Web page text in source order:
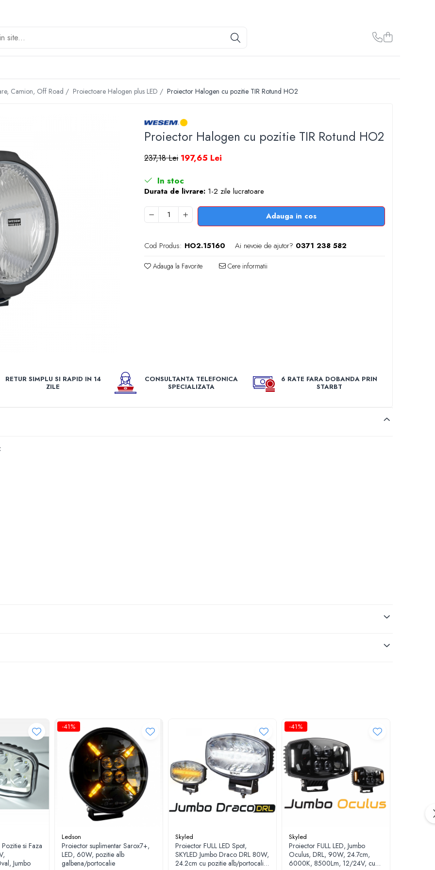
Camion, Off Road / Proiectoare Halogen plus LED / Proiector Halogen cu pozitie TIR Rotund HO2
Proiector Halogen cu pozitie TIR Rotund HO2
237,18 Lei 197,65 Lei
In stoc
Durata de livrare: 1-2 zile lucratoare
Adauga in cos
Cod Produs: HO2.15160 Ai nevoie de ajutor? 0371 238 582
Adauga la Favorite Cere informatii
RETUR SIMPLU SI RAPID IN 14
ZILE
CONSULTANTA TELEFONICA
SPECIALIZATA
6 RATE FARA DOBANDA PRIN
STARBT
si Faza
Jumbo
-41%
Ledson
Proiector suplimentar Sarox7+,
LED, 60W, pozitie alb
galbena/portocalie
Skyled
Proiector FULL LED Spot,
SKYLED Jumbo Draco DRL 80W,
24.2cm cu pozitie alb/portocaliu
-41%
Skyled
Proiector FULL LED, Jumbo
Oculus, DRL, 90W, 24.7cm,
6000K, 8500Lm, 12/24V, cu